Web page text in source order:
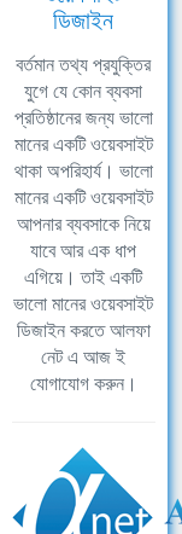
ডিজাইন
বর্তমান তথ্য প্রযুক্তির
যুগে যে কোন ব্যবসা
প্রতিষ্ঠানের জন্য ভালো
মানের একটি ওয়েবসাইট
থাকা অপরিহার্য। ভালো
মানের একটি ওয়েবসাইট
আপনার ব্যবসাকে নিয়ে
যাবে আর এক ধাপ
এগিয়ে। তাই একটি
ভালো মানের ওয়েবসাইট
ডিজাইন করতে আলফা
নেট এ আজ ই
যোগাযোগ করুন।